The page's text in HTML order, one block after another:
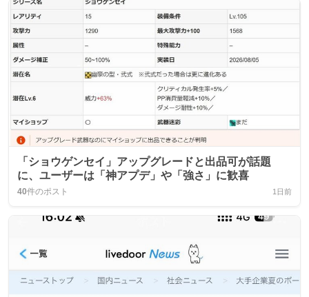
「ショウゲンセイ」アップグレードと出品可が話題
に、ユーザーは「神アプデ」や「強さ」に歓喜
40件のポスト 1日前